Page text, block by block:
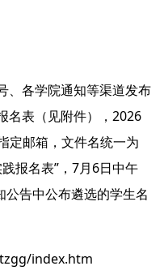
、各学院通知等渠道发布
名表（见附件），2026
定邮箱，文件名统一为
报名表”，7月6日中午
告中公布遴选的学生名
index.htm